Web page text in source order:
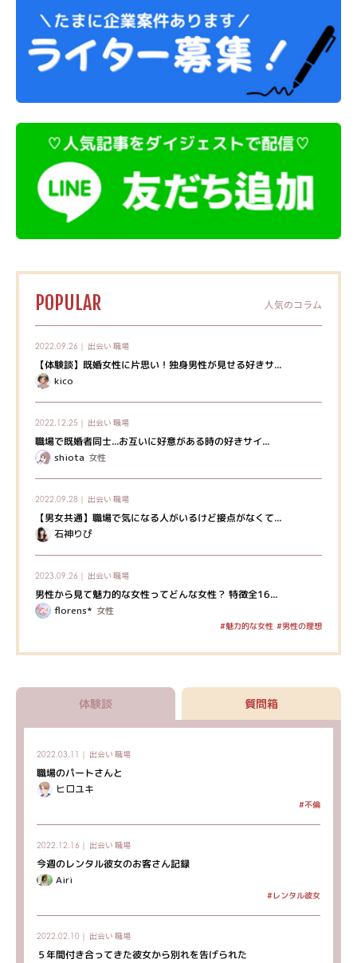
POPULAR 人気のコラム
2022.09.26｜ 出会い 職場
【体験談】既婚女性に片思い！独身男性が見せる好きサ...
kico
2022.12.25｜ 出会い 職場
職場で既婚者同士...お互いに好意がある時の好きサイ...
shiota 女性
2022.09.28｜ 出会い 職場
【男女共通】職場で気になる人がいるけど接点がなくて...
石神りぴ
2023.09.26｜ 出会い 職場
男性から見て魅力的な女性ってどんな女性？ 特徴全16...
florens* 女性
#魅力的な女性 #男性の理想
体験談 質問箱
2022.03.11｜ 出会い 職場
職場のパートさんと
ヒロユキ
#不倫
2022.12.16｜ 出会い 職場
今週のレンタル彼女のお客さん記録
Airi
#レンタル彼女
2022.02.10｜ 出会い 職場
５年間付き合ってきた彼女から別れを告げられた